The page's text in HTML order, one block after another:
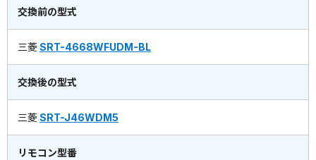
交換前の型式
三菱SRT-4668WFUDM-BL
交換後の型式
三菱SRT-J46WDM5
リモコン型番